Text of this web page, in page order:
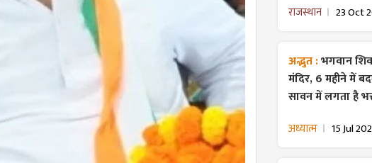
राजस्थान 23 Oct
अद्भुत :भगवान
मंदिर, 6 महीने में
सावन में लगता है
अध्यात्म 15 Jul